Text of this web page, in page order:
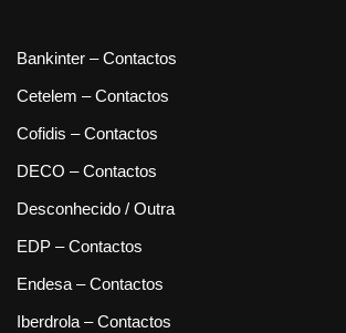
Bankinter – Contactos
Cetelem – Contactos
Cofidis – Contactos
DECO – Contactos
Desconhecido / Outra
EDP – Contactos
Endesa – Contactos
Iberdrola – Contactos